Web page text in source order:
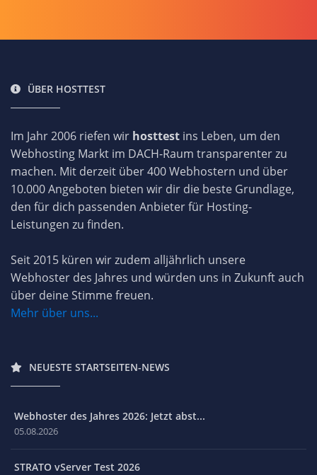
ÜBER HOSTTEST
Im Jahr 2006 riefen wir hosttest ins Leben, um den
Webhosting Markt im DACH-Raum transparenter zu
machen. Mit derzeit über 400 Webhostern und über
10.000 Angeboten bieten wir dir die beste Grundlage,
den für dich passenden Anbieter für Hosting-
Leistungen zu finden.
Seit 2015 küren wir zudem alljährlich unsere
Webhoster des Jahres und würden uns in Zukunft auch
über deine Stimme freuen.
Mehr über uns...
NEUESTE STARTSEITEN-NEWS
Webhoster des Jahres 2026: Jetzt abst...
05.08.2026
STRATO vServer Test 2026